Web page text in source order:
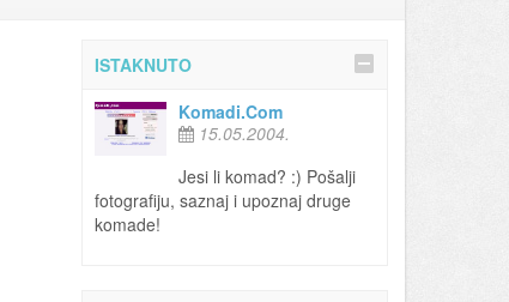
ISTAKNUTO
Komadi.Com
15.05.2004.
Jesi li komad? :) Pošalji
fotografiju, saznaj i upoznaj druge
komade!